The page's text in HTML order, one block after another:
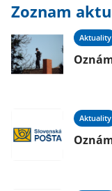
Zoznam
Aktuality
Aktuality